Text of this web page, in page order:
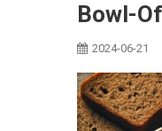
Bowl-
2024-06-21